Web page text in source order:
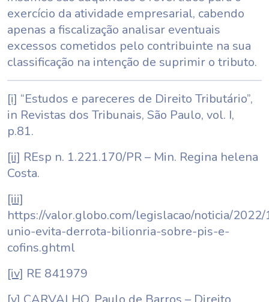
exercício da atividade empresarial, cabendo
apenas a fiscalização analisar eventuais
excessos cometidos pelo contribuinte na sua
classificação na intenção de suprimir o tributo.
[i] “Estudos e pareceres de Direito Tributário”,
in Revistas dos Tribunais, São Paulo, vol. I,
p.81.
[ii] REsp n. 1.221.170/PR – Min. Regina helena
Costa.
[iii]
https://valor.globo.com/legislacao/noticia/
unio-evita-derrota-bilionria-sobre-pis-e-
cofins.ghtml
[iv] RE 841979